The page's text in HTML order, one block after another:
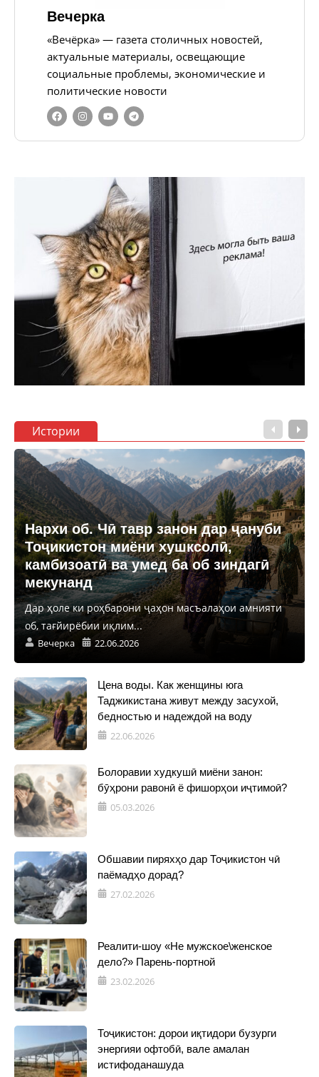
Вечерка
«Вечёрка» — газета столичных новостей,
актуальные материалы, освещающие
социальные проблемы, экономические и
политические новости
Истории
Нархи об. Чӣ тавр занон дар ҷануби
Тоҷикистон миёни хушксолӣ,
камбизоатӣ ва умед ба об зиндагӣ
мекунанд
Дар ҳоле ки роҳбарони ҷаҳон масъалаҳои амнияти
об, тағйирёбии иқлим...
Вечерка 22.06.2026
Цена воды. Как женщины юга
Таджикистана живут между засухой,
бедностью и надеждой на воду
22.06.2026
Болоравии худкушӣ миёни занон:
бӯҳрони равонӣ ё фишорҳои иҷтимоӣ?
05.03.2026
Обшавии пиряхҳо дар Тоҷикистон чӣ
паёмадҳо дорад?
27.02.2026
Реалити-шоу «Не мужское\женское
дело?» Парень-портной
23.02.2026
Тоҷикистон: дорои иқтидори бузурги
энергияи офтобӣ, вале амалан
истифоданашуда